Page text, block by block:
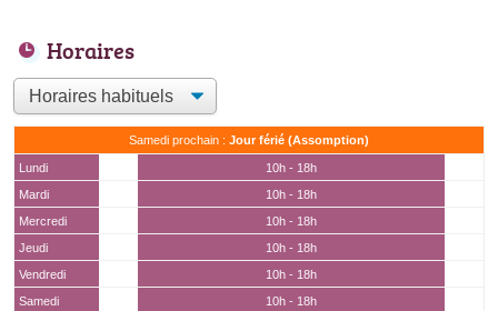
Horaires
Samedi prochain : Jour férié (Assomption)
Lundi
10h - 18h
Mardi
10h - 18h
Mercredi
10h - 18h
Jeudi
10h - 18h
Vendredi
10h - 18h
Samedi
10h - 18h